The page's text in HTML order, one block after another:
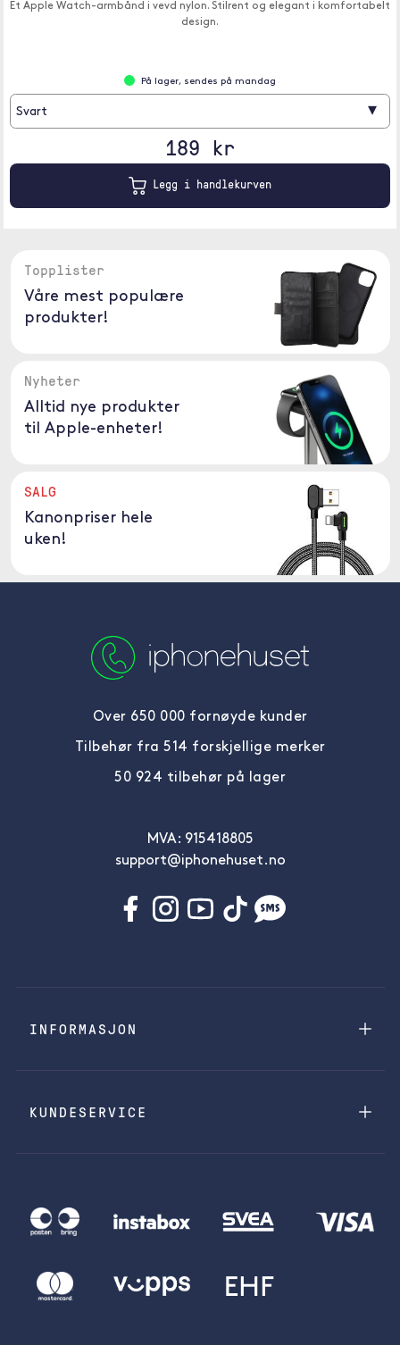
Et Apple Watch-armbånd i vevd nylon. Stilrent og elegant i komfortabelt
design.
På lager, sendes på mandag
Svart ▾
189 kr
Legg i handlekurven
Topplister
Våre mest populære
produkter!
Nyheter
Alltid nye produkter
til Apple-enheter!
SALG
Kanonpriser hele
uken!
Over 650 000 fornøyde kunder
Tilbehør fra 514 forskjellige merker
50 924 tilbehør på lager
MVA: 915418805
support@iphonehuset.no
INFORMASJON
KUNDESERVICE